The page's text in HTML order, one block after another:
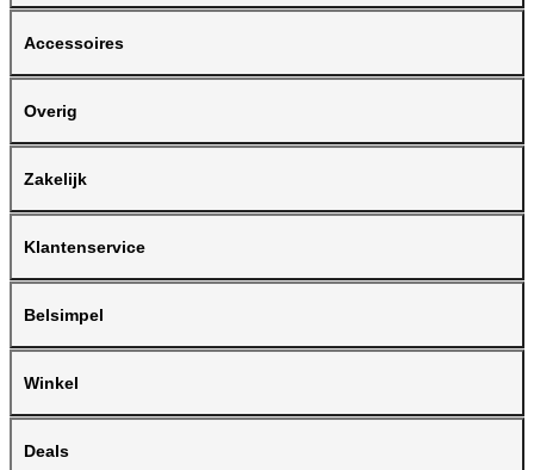
Accessoires
Overig
Zakelijk
Klantenservice
Belsimpel
Winkel
Deals